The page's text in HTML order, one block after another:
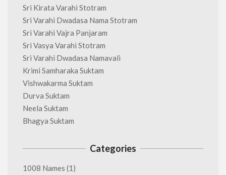
Sri Kirata Varahi Stotram
Sri Varahi Dwadasa Nama Stotram
Sri Varahi Vajra Panjaram
Sri Vasya Varahi Stotram
Sri Varahi Dwadasa Namavali
Krimi Samharaka Suktam
Vishwakarma Suktam
Durva Suktam
Neela Suktam
Bhagya Suktam
Categories
1008 Names (1)